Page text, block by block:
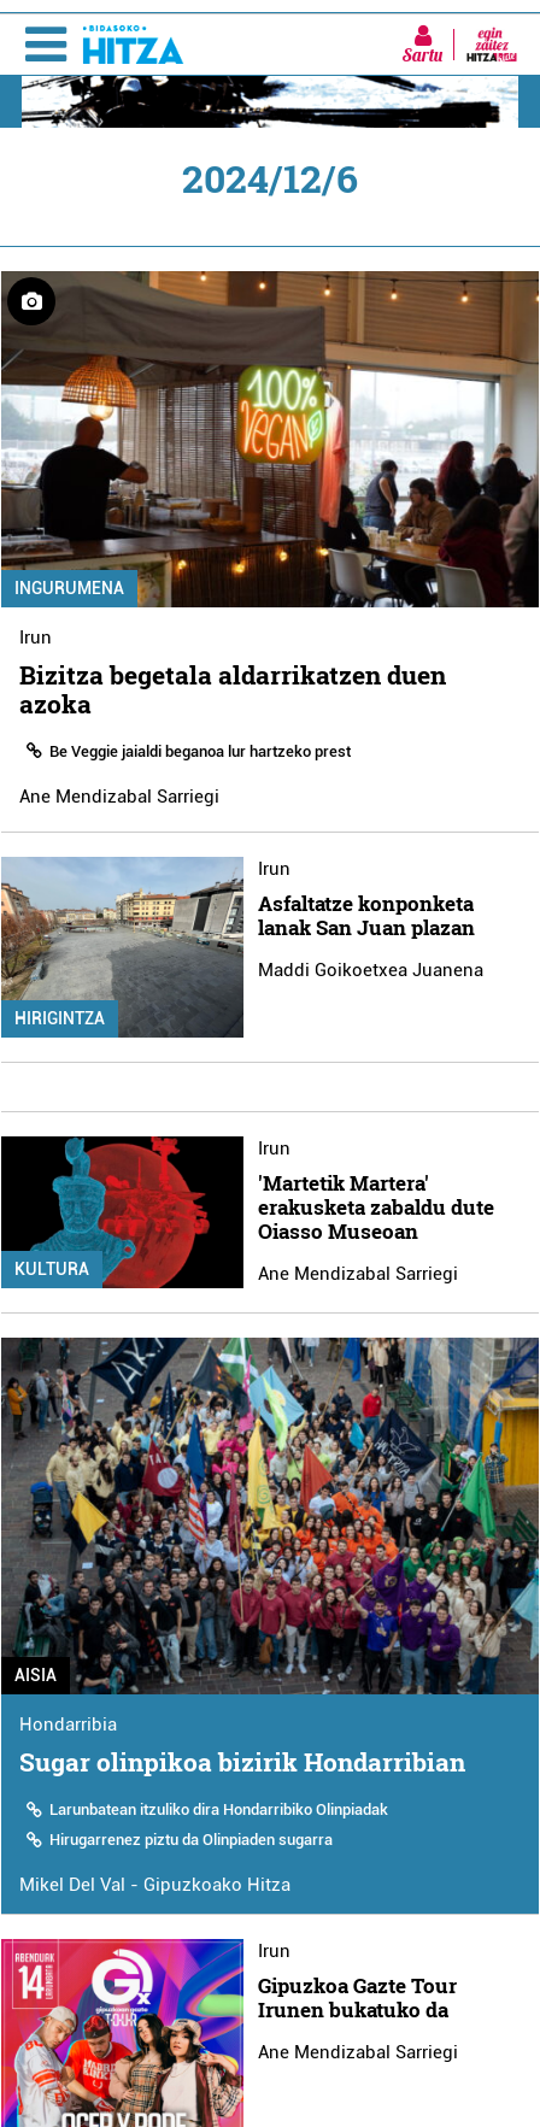
Sartu
2024/12/6
INGURUMENA
Irun
Bizitza begetala aldarrikatzen duen
azoka
Be Veggie jaialdi beganoa lur hartzeko prest
Ane Mendizabal Sarriegi
HIRIGINTZA
Irun
Asfaltatze konponketa
lanak San Juan plazan
Maddi Goikoetxea Juanena
KULTURA
Irun
'Martetik Martera'
erakusketa zabaldu dute
Oiasso Museoan
Ane Mendizabal Sarriegi
AISIA
Hondarribia
Sugar olinpikoa bizirik Hondarribian
Larunbatean itzuliko dira Hondarribiko Olinpiadak
Hirugarrenez piztu da Olinpiaden sugarra
Mikel Del Val - Gipuzkoako Hitza
Irun
Gipuzkoa Gazte Tour
Irunen bukatuko da
Ane Mendizabal Sarriegi